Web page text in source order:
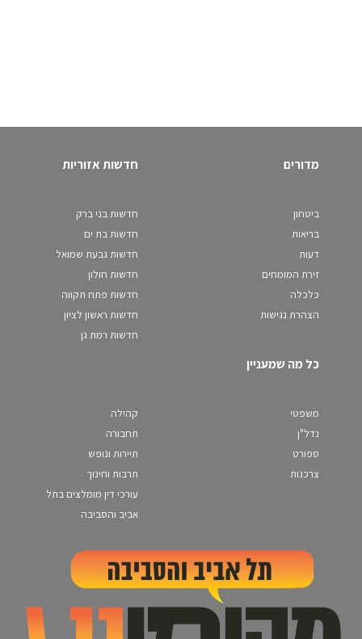
מדורים
ביטחון
בריאות
דעות
זירת המומחים
כלכלה
הצהרת נגישות
חדשות אזוריות
חדשות בני ברק
חדשות בת ים
חדשות גבעת שמואל
חדשות חולון
חדשות פתח תקווה
חדשות ראשון לציון
חדשות רמת גן
כל מה שמעניין
משפטי
נדל"ן
ספורט
צרכנות
קהילה
תחבורה
תיירות ונופש
תרבות וחינוך
עורכי דין מומלצים בתל
אביב והסביבה